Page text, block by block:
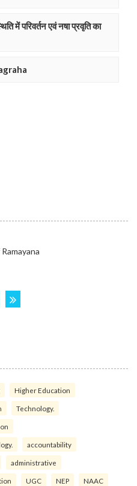
में परिवर्तन एवं नषा प्रवृति का
Higher Education
Technology.
accountability
administrative
UGC NEP NAAC